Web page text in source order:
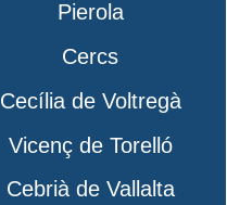
Pierola
Cercs
Cecília de Voltregà
Vicenç de Torelló
Cebrià de Vallalta